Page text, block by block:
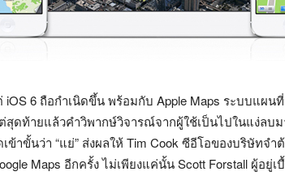
6 ถือกำเนิดขึ้น พร้อมกับ Apple Maps ระบบแผน
สุดท้ายแล้วคำวิพากษ์วิจารณ์จากผู้ใช้เป็นไปในแง่ลบม
ข้าขั้นว่า “แย่” ส่งผลให้ Tim Cook ซีอีโอของบริษัท
Maps อีกครั้ง ไม่เพียงแค่นั้น Scott Forstall ผู้อยู่